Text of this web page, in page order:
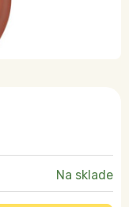
Na sklade